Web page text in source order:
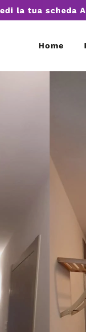
la tua scheda
Home